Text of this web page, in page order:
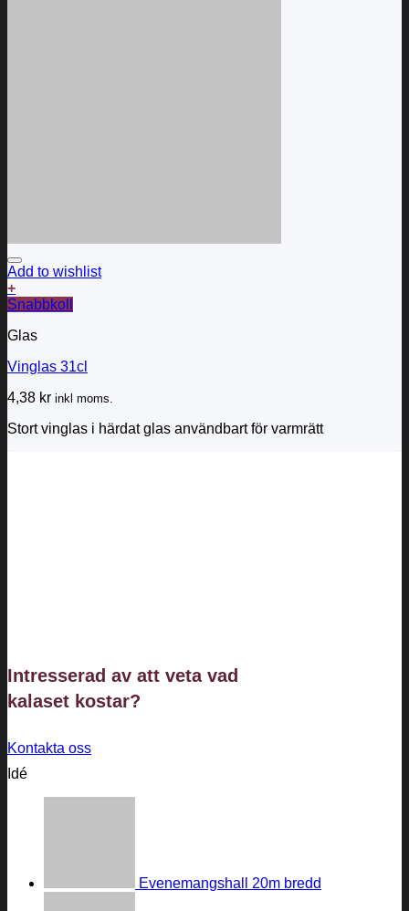
Add to wishlist
+
Snabbkoll
Glas
Vinglas 31cl
4,38 kr inkl moms.
Stort vinglas i härdat glas användbart för varmrätt
Intresserad av att veta vad
kalaset kostar?
Kontakta oss
Idé
Evenemangshall 20m bredd